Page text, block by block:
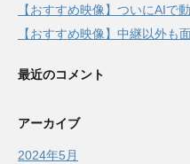
【おすすめ映像】ついにAIで
【おすすめ映像】中継以外も
最近のコメント
アーカイブ
2024年5月